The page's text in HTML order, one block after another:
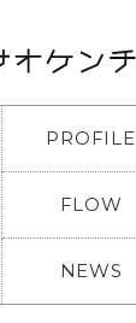
PROFILE
FLOW
NEWS